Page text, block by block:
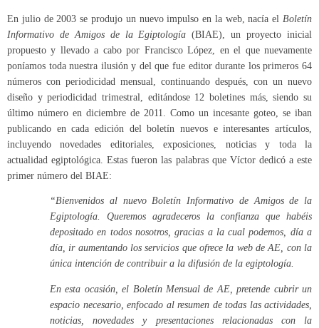
En julio de 2003 se produjo un nuevo impulso en la web, nacía el Boletín
Informativo de Amigos de la Egiptología (BIAE), un proyecto inicial
propuesto y llevado a cabo por Francisco López, en el que nuevamente
poníamos toda nuestra ilusión y del que fue editor durante los primeros 64
números con periodicidad mensual, continuando después, con un nuevo
diseño y periodicidad trimestral, editándose 12 boletines más, siendo su
último número en diciembre de 2011. Como un incesante goteo, se iban
publicando en cada edición del boletín nuevos e interesantes artículos,
incluyendo novedades editoriales, exposiciones, noticias y toda la
actualidad egiptológica. Estas fueron las palabras que Víctor dedicó a este
primer número del BIAE:
“Bienvenidos al nuevo Boletín Informativo de Amigos de la
Egiptología. Queremos agradeceros la confianza que habéis
depositado en todos nosotros, gracias a la cual podemos, día a
día, ir aumentando los servicios que ofrece la web de AE, con la
única intención de contribuir a la difusión de la egiptología.
En esta ocasión, el Boletín Mensual de AE, pretende cubrir un
espacio necesario, enfocado al resumen de todas las actividades,
noticias, novedades y presentaciones relacionadas con la